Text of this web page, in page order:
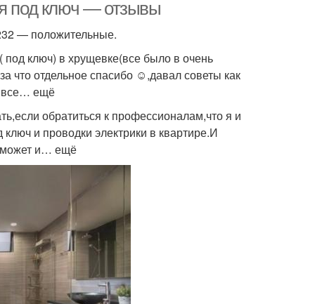
под ключ — отзывы
— положительные.
под ключ) в хрущевке(все было в очень
что отдельное спасибо ☺️,давал советы как
все… ещё
обратиться к профессионалам,что я и
и проводки электрики в квартире.И
может и… ещё